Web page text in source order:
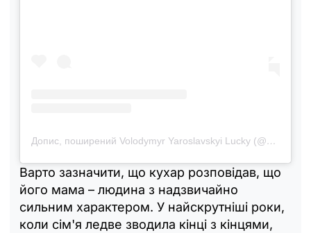
Допис, поширений Volodymyr Yaroslavskyi Lucky (@yaroslavskyi_vova)
Варто зазначити, що кухар розповідав, що
його мама – людина з надзвичайно
сильним характером. У найскрутніші роки,
коли сім'я ледве зводила кінці з кінцями,